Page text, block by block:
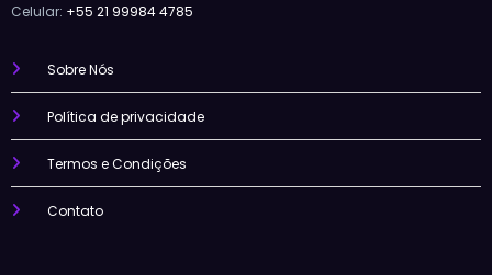
Celular: +55 21 99984 4785
Sobre Nós
Política de privacidade
Termos e Condições
Contato